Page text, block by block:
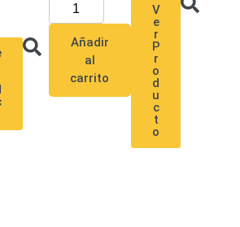
Videoporteros
Añadir
al
carrito
V
e
r
P
r
o
d
u
c
t
o